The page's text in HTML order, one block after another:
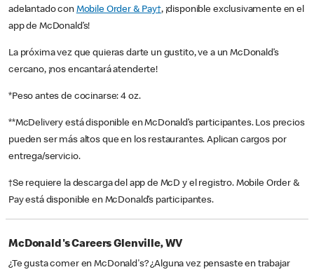
adelantado con Mobile Order & Pay†, ¡disponible exclusivamente en el
app de McDonald’s!
La próxima vez que quieras darte un gustito, ve a un McDonald’s
cercano, ¡nos encantará atenderte!
*Peso antes de cocinarse: 4 oz.
**McDelivery está disponible en McDonald’s participantes. Los precios
pueden ser más altos que en los restaurantes. Aplican cargos por
entrega/servicio.
†Se requiere la descarga del app de McD y el registro. Mobile Order &
Pay está disponible en McDonald’s participantes.
McDonald's Careers Glenville, WV
¿Te gusta comer en McDonald's? ¿Alguna vez pensaste en trabajar